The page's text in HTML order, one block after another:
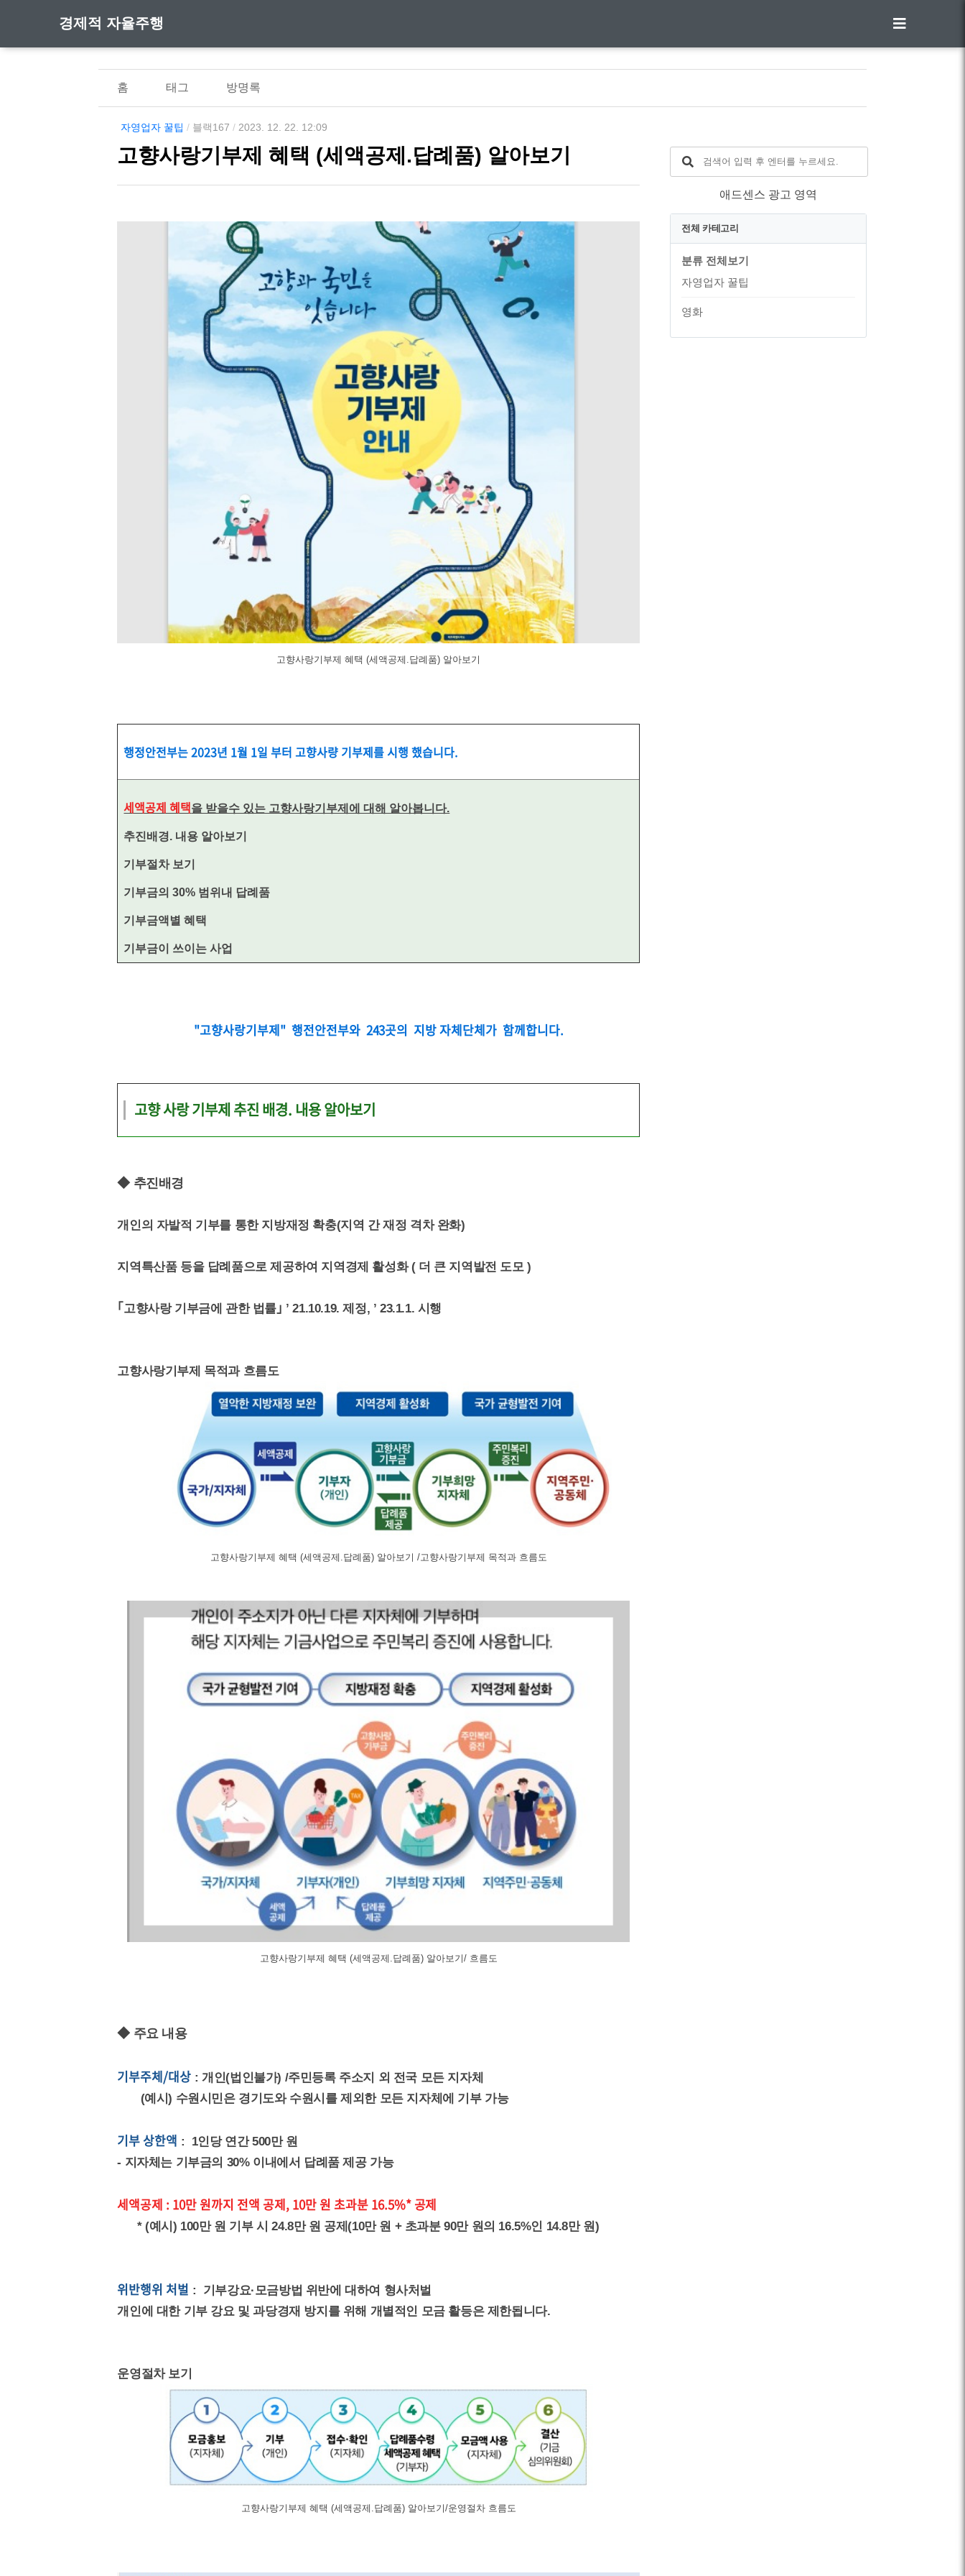
경제적 자율주행
홈 태그 방명록
자영업자 꿀팁 / 블랙167 / 2023. 12. 22. 12:09
고향사랑기부제 혜택 (세액공제.답례품) 알아보기
고향사랑기부제 혜택 (세액공제.답례품) 알아보기
행정안전부는 2023년 1월 1일 부터 고향사량 기부제를 시행 했습니다.
세액공제 혜택을 받을수 있는 고향사랑기부제에 대해 알아봅니다.
추진배경. 내용 알아보기
기부절차 보기
기부금의 30% 범위내 답례품
기부금액별 혜택
기부금이 쓰이는 사업
"고향사랑기부제" 행전안전부와 243곳의 지방 자체단체가 함께합니다.
고향 사랑 기부제 추진 배경. 내용 알아보기
◆ 추진배경
개인의 자발적 기부를 통한 지방재정 확충(지역 간 재정 격차 완화)
지역특산품 등을 답례품으로 제공하여 지역경제 활성화 ( 더 큰 지역발전 도모 )
｢고향사랑 기부금에 관한 법률｣ ’ 21.10.19. 제정, ’ 23.1.1. 시행
고향사랑기부제 목적과 흐름도
고향사랑기부제 혜택 (세액공제.답례품) 알아보기 /고향사랑기부제 목적과 흐름도
고향사랑기부제 혜택 (세액공제.답례품) 알아보기/ 흐름도
◆ 주요 내용
기부주체/대상 : 개인(법인불가) /주민등록 주소지 외 전국 모든 지자체
(예시) 수원시민은 경기도와 수원시를 제외한 모든 지자체에 기부 가능
기부 상한액 : 1인당 연간 500만 원
- 지자체는 기부금의 30% 이내에서 답례품 제공 가능
세액공제 : 10만 원까지 전액 공제, 10만 원 초과분 16.5%* 공제
* (예시) 100만 원 기부 시 24.8만 원 공제(10만 원 + 초과분 90만 원의 16.5%인 14.8만 원)
위반행위 처벌 : 기부강요·모금방법 위반에 대하여 형사처벌
개인에 대한 기부 강요 및 과당경재 방지를 위해 개별적인 모금 활등은 제한됩니다.
운영절차 보기
고향사랑기부제 혜택 (세액공제.답례품) 알아보기/운영절차 흐름도
애드센스 광고 영역
전체 카테고리
분류 전체보기
자영업자 꿀팁
영화